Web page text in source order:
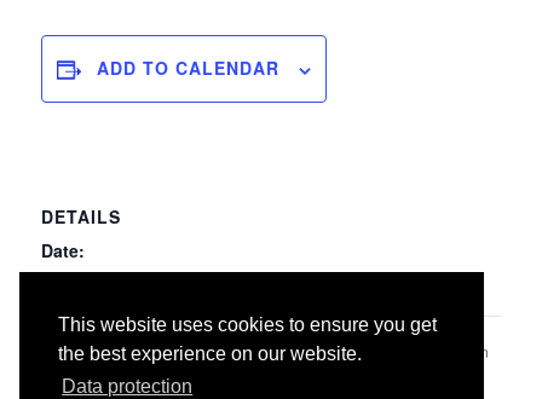
This website uses cookies to ensure you get
the best experience on our website.
Data protection
ADD TO CALENDAR
DETAILS
Date:
062 Kommunikationsanlagen 024 Fliesen- und Plattenarbeiten